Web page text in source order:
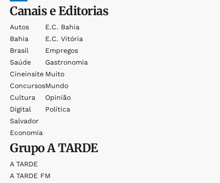
Canais e Editorias
Autos
Bahia
Brasil
Saúde
Cineinsite
Concursos
Cultura
Digital
Salvador
Economia
E.c. Bahia
E.c. Vitória
Empregos
Gastronomia
Muito
Mundo
Opinião
Política
GrupoA TARDE
A TARDE
A TARDE FM